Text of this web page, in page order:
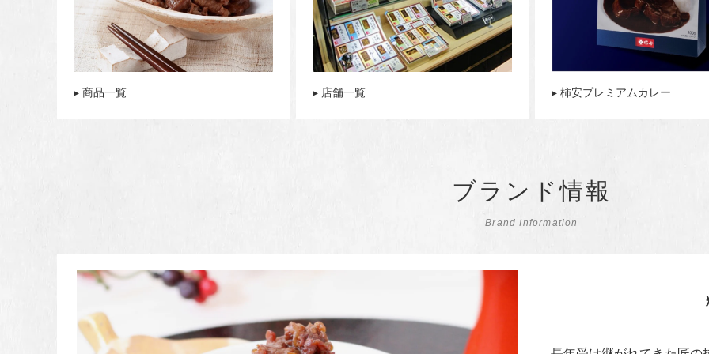
▸ 商品一覧 ▸ 店舗一覧 ▸ 柿安プレミアムカレー
ブランド情報
Brand Information